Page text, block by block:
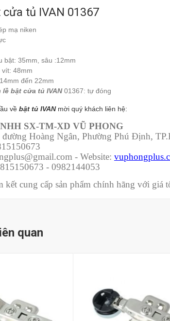
tủ IVAN 01367
mạ niken
bật: 35mm, sâu :12mm
vít: 48mm
đến 22mm
lề bật cửa tủ IVAN01367: tự đóng
về bật tủ IVAN mời quý khách liên hệ:
SX-TM-XD VŨ PHONG
Hoàng Ngân, Phường Phú Định,
- Website:
- 0982144053
kết cung cấp sản phẩm chính hãng với giá
quan
hàng Mua hàng